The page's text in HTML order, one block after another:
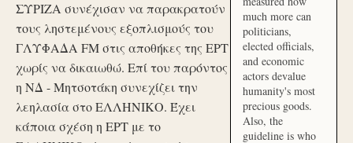
ΣΥΡΙΖΑ συνέχισαν να παρακρατούν
τους ληστεμένους εξοπλισμούς του
ΓΛΥΦΑΔΑ FM στις αποθήκες της ΕΡΤ
χωρίς να δικαιωθώ. Επί του παρόντος
η ΝΔ - Μητσοτάκη συνεχίζει την
λεηλασία στο ΕΛΛΗΝΙΚΟ. Έχει
κάποια σχέση η ΕΡΤ με το
much more can
politicians,
elected officials,
and economic
actors devalue
humanity's most
precious goods.
Also, the
guideline is who